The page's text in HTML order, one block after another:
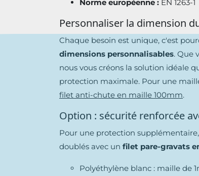
Norme européenne : EN 1263-1
Personnaliser la dimension
Chaque besoin est unique, c'est
dimensions personnalisables. Que
nous vous créons la solution idéale
protection maximale. Pour une
filet anti-chute en maille 100mm.
Option : sécurité renforcée
Pour une protection
doublés avec un filet pare-gravats
Polyéthylène blanc : maille de